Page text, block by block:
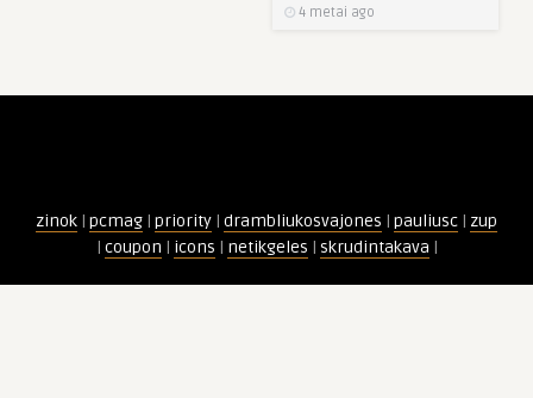
4 metai ago
zinok | pcmag | priority | drambliukosvajones | pauliusc | zup
| coupon | icons | netikgeles | skrudintakava |